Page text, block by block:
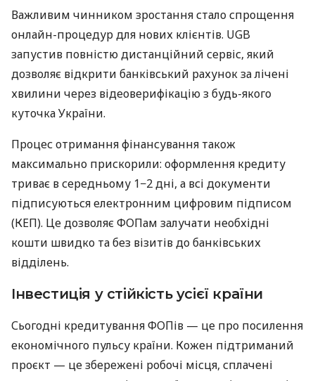
Важливим чинником зростання стало спрощення
онлайн-процедур для нових клієнтів. UGB
запустив повністю дистанційний сервіс, який
дозволяє відкрити банківський рахунок за лічені
хвилини через відеоверифікацію з будь-якого
куточка України.
Процес отримання фінансування також
максимально прискорили: оформлення кредиту
триває в середньому 1−2 дні, а всі документи
підписуються електронним цифровим підписом
(КЕП). Це дозволяє ФОПам залучати необхідні
кошти швидко та без візитів до банківських
відділень.
Інвестиція у стійкість усієї країни
Сьогодні кредитування ФОПів — це про посилення
економічного пульсу країни. Кожен підтриманий
проєкт — це збережені робочі місця, сплачені